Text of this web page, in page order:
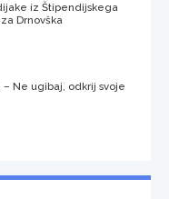
iz Štipendijskega
Drnovška
Ne ugibaj, odkrij svoje